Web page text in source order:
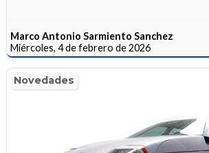
Marco Antonio Sarmiento Sanchez
Miércoles, 4 de febrero de 2026
Novedades